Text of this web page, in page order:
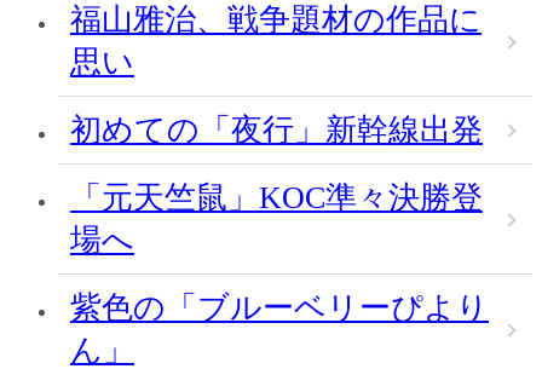
福山雅治、戦争題材の作品に
思い
初めての「夜行」新幹線出発
「元天竺鼠」KOC準々決勝登
場へ
紫色の「ブルーベリーぴより
ん」